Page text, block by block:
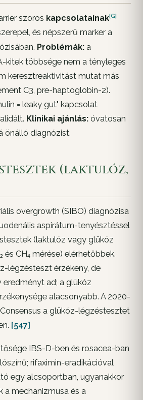
szoros kapcsolatainak[G]
és népszerű marker a
Problémák: a
kitek többsége nem a tényleges
keresztreaktivitást mutat más
C3, pre-haptoglobin-2).
= leaky gut" kapcsolat
Klinikai ajánlás: óvatosan
önálló diagnózist.
(laktulóz,
overgrowth (SIBO) diagnózisa
aspirátum-tenyésztéssel
(laktulóz vagy glükóz
és CH₄ mérése) elérhetőbbek.
légzésteszt érzékeny, de
ad; a glükóz
alacsonyabb. A 2020-
a glükóz-légzéstesztet
[547]
IBS-D-ben és rosacea-ban
rifaximin-eradikációval
egy alcsoportban, ugyanakkor
a mechanizmusa és a